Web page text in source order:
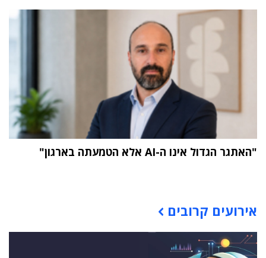
"האתגר הגדול אינו ה-AI אלא הטמעתה בארגון"
אירועים קרובים